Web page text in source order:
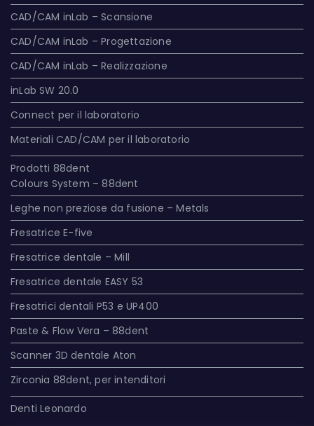
CAD/CAM inLab – Scansione
CAD/CAM inLab – Progettazione
CAD/CAM inLab – Realizzazione
inLab SW 20.0
Connect per il laboratorio
Materiali CAD/CAM per il laboratorio
Prodotti 88dent
Colours System – 88dent
Leghe non preziose da fusione – Metals
Fresatrice E-five
Fresatrice dentale – Mill
Fresatrice dentale EASY 53
Fresatrici dentali P53 e UP400
Paste & Flow Vera – 88dent
Scanner 3D dentale Aton
Zirconia 88dent, per intenditori
Denti Leonardo